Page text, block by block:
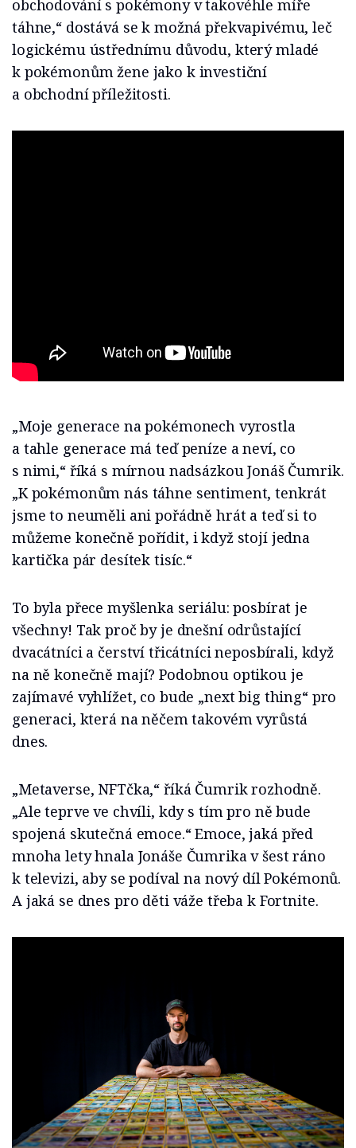
obchodování s pokémony v takovéhle míře
táhne,“ dostává se k možná překvapivému, leč
logickému ústřednímu důvodu, který mladé
k pokémonům žene jako k investiční
a obchodní příležitosti.
„Moje generace na pokémonech vyrostla
a tahle generace má teď peníze a neví, co
s nimi,“ říká s mírnou nadsázkou Jonáš Čumrik.
„K pokémonům nás táhne sentiment, tenkrát
jsme to neuměli ani pořádně hrát a teď si to
můžeme konečně pořídit, i když stojí jedna
kartička pár desítek tisíc.“
To byla přece myšlenka seriálu: posbírat je
všechny! Tak proč by je dnešní odrůstající
dvacátníci a čerství třicátníci neposbírali, když
na ně konečně mají? Podobnou optikou je
zajímavé vyhlížet, co bude „next big thing“ pro
generaci, která na něčem takovém vyrůstá
dnes.
„Metaverse, NFTčka,“ říká Čumrik rozhodně.
„Ale teprve ve chvíli, kdy s tím pro ně bude
spojená skutečná emoce.“ Emoce, jaká před
mnoha lety hnala Jonáše Čumrika v šest ráno
k televizi, aby se podíval na nový díl Pokémonů.
A jaká se dnes pro děti váže třeba k Fortnite.